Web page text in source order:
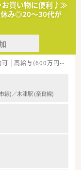
積極的に行っています♪
い方にもオススメです
お買い物に便利♪≫
休み◎20～30代が
可 高給与(600万円以上)
線)／木津駅 (奈良線)